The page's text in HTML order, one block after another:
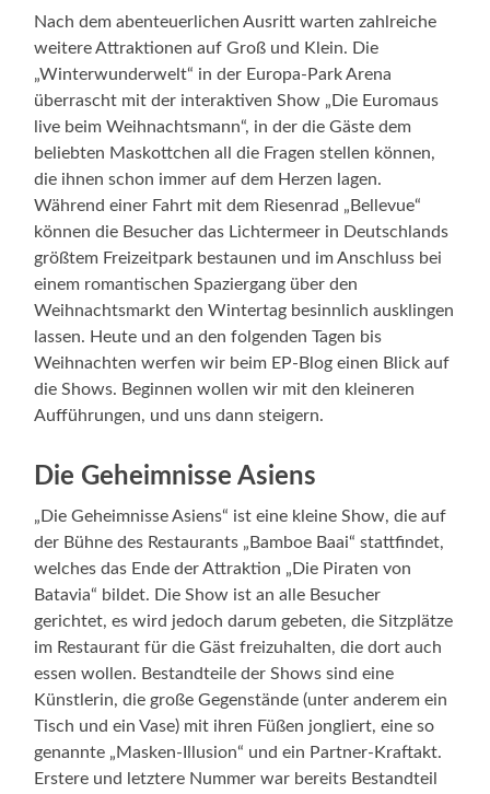
Nach dem abenteuerlichen Ausritt warten zahlreiche
weitere Attraktionen auf Groß und Klein. Die
„Winterwunderwelt“ in der Europa-Park Arena
überrascht mit der interaktiven Show „Die Euromaus
live beim Weihnachtsmann“, in der die Gäste dem
beliebten Maskottchen all die Fragen stellen können,
die ihnen schon immer auf dem Herzen lagen.
Während einer Fahrt mit dem Riesenrad „Bellevue“
können die Besucher das Lichtermeer in Deutschlands
größtem Freizeitpark bestaunen und im Anschluss bei
einem romantischen Spaziergang über den
Weihnachtsmarkt den Wintertag besinnlich ausklingen
lassen. Heute und an den folgenden Tagen bis
Weihnachten werfen wir beim EP-Blog einen Blick auf
die Shows. Beginnen wollen wir mit den kleineren
Aufführungen, und uns dann steigern.
Die Geheimnisse Asiens
„Die Geheimnisse Asiens“ ist eine kleine Show, die auf
der Bühne des Restaurants „Bamboe Baai“ stattfindet,
welches das Ende der Attraktion „Die Piraten von
Batavia“ bildet. Die Show ist an alle Besucher
gerichtet, es wird jedoch darum gebeten, die Sitzplätze
im Restaurant für die Gäst freizuhalten, die dort auch
essen wollen. Bestandteile der Shows sind eine
Künstlerin, die große Gegenstände (unter anderem ein
Tisch und ein Vase) mit ihren Füßen jongliert, eine so
genannte „Masken-Illusion“ und ein Partner-Kraftakt.
Erstere und letztere Nummer war bereits Bestandteil